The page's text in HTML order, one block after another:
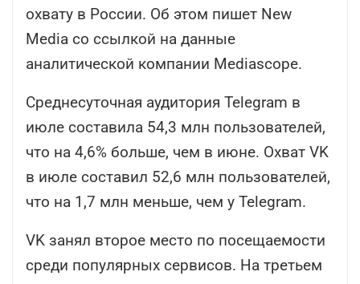
охвату в России. Об этом пишет New
Media со ссылкой на данные
аналитической компании Mediascope.
Среднесуточная аудитория Telegram в
июле составила 54,3 млн пользователей,
что на 4,6% больше, чем в июне. Охват VK
в июле составил 52,6 млн пользователей,
что на 1,7 млн меньше, чем у Telegram.
VK занял второе место по посещаемости
среди популярных сервисов. На третьем